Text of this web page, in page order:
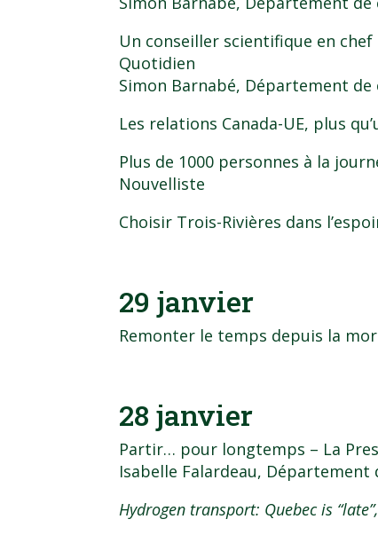
Un conseiller scientifique en
Quotidien
Simon Barnabé, Département
Les relations Canada-UE, plus
Plus de 1000 personnes à la
Nouvelliste
Choisir Trois-Rivières dans
29 janvier
Remonter le temps depuis la
28 janvier
Partir… pour longtemps – La
Isabelle Falardeau, Département
Hydrogen transport: Quebec is